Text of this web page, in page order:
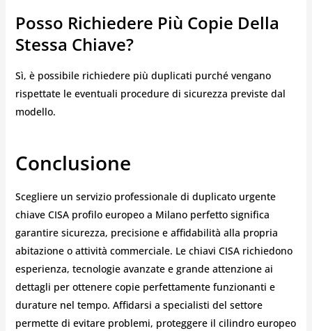
Posso Richiedere Più Copie Della
Stessa Chiave?
Sì, è possibile richiedere più duplicati purché vengano
rispettate le eventuali procedure di sicurezza previste dal
modello.
Conclusione
Scegliere un servizio professionale di duplicato urgente
chiave CISA profilo europeo a Milano perfetto significa
garantire sicurezza, precisione e affidabilità alla propria
abitazione o attività commerciale. Le chiavi CISA richiedono
esperienza, tecnologie avanzate e grande attenzione ai
dettagli per ottenere copie perfettamente funzionanti e
durature nel tempo. Affidarsi a specialisti del settore
permette di evitare problemi, proteggere il cilindro europeo